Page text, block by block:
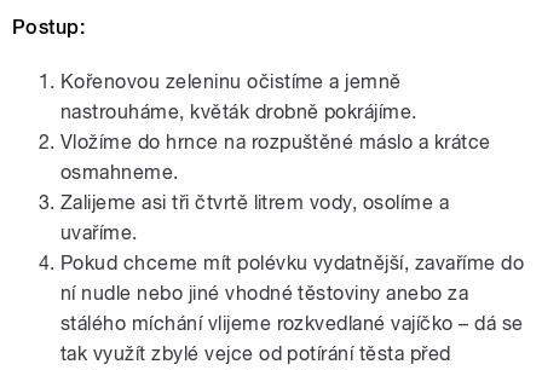
Postup:
Kořenovou zeleninu očistíme a jemně
nastrouháme, květák drobně pokrájíme.
Vložíme do hrnce na rozpuštěné máslo a krátce
osmahneme.
Zalijeme asi tři čtvrtě litrem vody, osolíme a
uvaříme.
Pokud chceme mít polévku vydatnější, zavaříme do
ní nudle nebo jiné vhodné těstoviny anebo za
stálého míchání vlijeme rozkvedlané vajíčko – dá se
tak využít zbylé vejce od potírání těsta před